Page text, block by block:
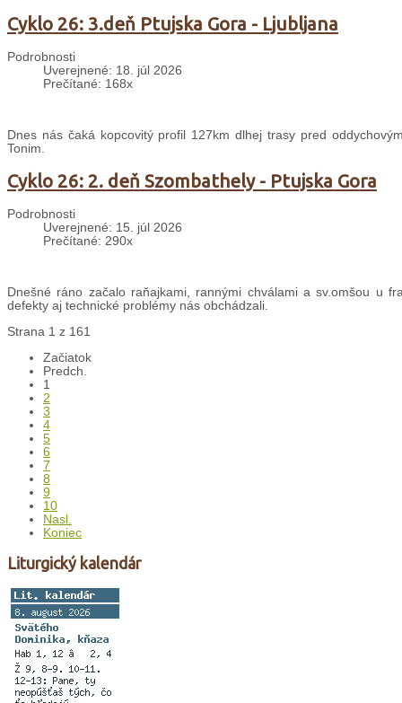
Cyklo 26: 3.deň Ptujska Gora - Ljubljana
Podrobnosti
Uverejnené: 18. júl 2026
Prečítané: 168x
Dnes nás čaká kopcovitý profil 127km dlhej trasy pred
Tonim.
Cyklo 26: 2. deň Szombathely - Ptujska Gora
Podrobnosti
Uverejnené: 15. júl 2026
Prečítané: 290x
Dnešné ráno začalo raňajkami, rannými chválami a sv.omšou u
defekty aj technické problémy nás obchádzali.
Strana 1 z 161
Začiatok
Predch.
1
2
3
4
5
6
7
8
9
10
Nasl.
Koniec
Liturgický kalendár